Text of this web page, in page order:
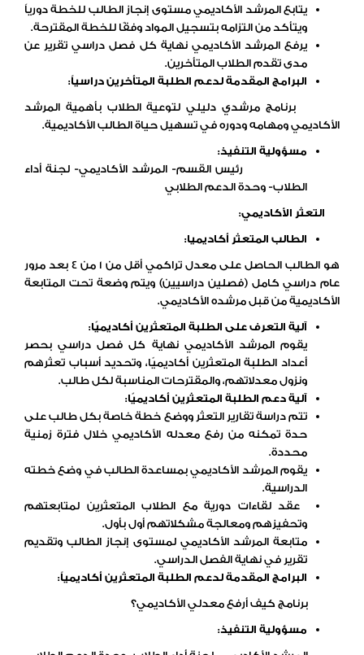
يتابع المرشد الأكاديمي مستوى إنجاز الطالب للخطة دورياً
ويتأكد من التزامه بتسجيل المواد وفقًا للخطة المقترحة.
يرفع المرشد الأكاديمي نهاية كل فصل دراسي تقرير عن
مدى تقدم الطلاب المتأخرين.
البرامج المقدمة لدعم الطلبة المتأخرين دراسياً:
برنامج مرشدي دليلي لتوعية الطلاب بأهمية المرشد
الأكاديمي ومهامه ودوره في تسهيل حياة الطالب الأكاديمية.
مسؤولية التنفيذ:
رئيس القسم- المرشد الأكاديمي- لجنة أداء
الطلاب- وحدة الدعم الطلابي
التعثر الأكاديمي:
الطالب المتعثر أكاديميا:
هو الطالب الحاصل على معدل تراكمي أقل من 1 من 4 بعد مرور
عام دراسي كامل (فصلين دراسيين) ويتم وضعة تحت المتابعة
الأكاديمية من قبل مرشده الأكاديمي.
آلية التعرف على الطلبة المتعثرين أكاديميًا:
يقوم المرشد الأكاديمي نهاية كل فصل دراسي بحصر
أعداد الطلبة المتعثرين أكاديميًا، وتحديد أسباب تعثرهم
ونزول معدلاتهم، والمقترحات المناسبة لكل طالب.
آلية دعم الطلبة المتعثرين أكاديميًا:
تتم دراسة تقارير التعثر ووضع خطة خاصة بكل طالب على
حدة تمكنه من رفع معدله الأكاديمي خلال فترة زمنية
محددة.
يقوم المرشد الأكاديمي بمساعدة الطالب في وضع خطته
الدراسية.
عقد لقاءات دورية مع الطلاب المتعثرين لمتابعتهم
وتحفيزهم ومعالجة مشكلاتهم أول بأول.
متابعة المرشد الأكاديمي لمستوى إنجاز الطالب وتقديم
تقرير في نهاية الفصل الدراسي.
البرامج المقدمة لدعم الطلبة المتعثرين أكاديمياً:
برنامج كيف أرفع معدلي الأكاديمي؟
مسؤولية التنفيذ: